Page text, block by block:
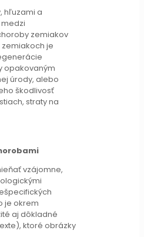
hľuzami a
zemiakov
je
opakovaným
úrody, alebo
škodlivosť
straty na
vzájomne,
je okrem
aj dôkladné
ktoré obrázky